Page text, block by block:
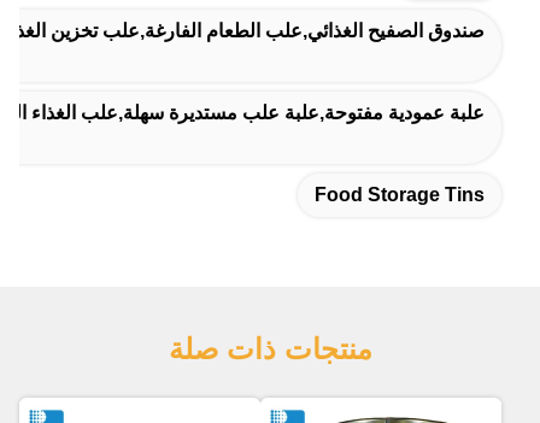
صندوق الصفيح الغذائي,علب الطعام الفارغة,علب تخزين الغذاء
علبة عمودية مفتوحة,علبة علب مستديرة سهلة,علب الغذاء
Food Storage Tins
منتجات ذات صلة